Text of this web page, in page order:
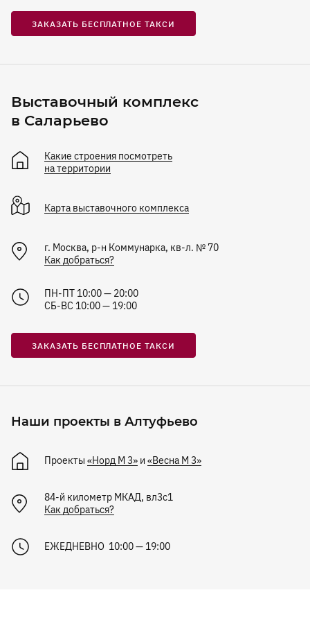
ЗАКАЗАТЬ БЕСПЛАТНОЕ ТАКСИ
Выставочный комплекс
в Саларьево
Какие строения посмотреть
на территории
Карта выставочного комплекса
г. Москва, р-н Коммунарка, кв-л. № 70
Как добраться?
ПН-ПТ 10:00 — 20:00
СБ-ВС 10:00 — 19:00
ЗАКАЗАТЬ БЕСПЛАТНОЕ ТАКСИ
Наши проекты в Алтуфьево
Проекты «Норд М 3» и «Весна М 3»
84-й километр МКАД, вл3с1
Как добраться?
ЕЖЕДНЕВНО 10:00 — 19:00